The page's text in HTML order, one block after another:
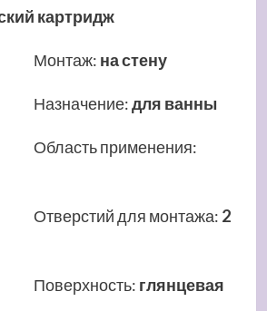
картридж
Монтаж: на стену
Назначение:для ванны
Область применения:
Отверстий для монтажа: 2
Поверхность: глянцевая